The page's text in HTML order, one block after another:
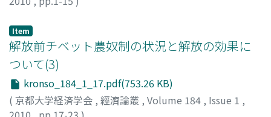
Item
解放前チベット農奴制の状況と解放の効果に
ついて(3)
kronso_184_1_17.pdf(753.26 KB)
( 京都大学経済学会 , 經濟論叢 , Volume 184 , Issue 1 ,